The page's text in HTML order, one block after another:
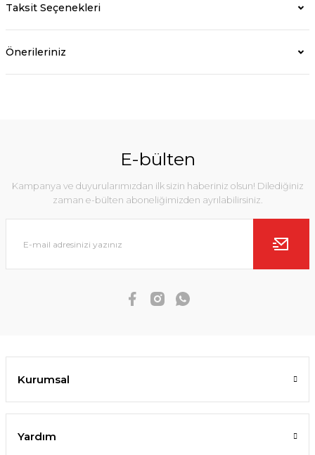
Taksit Seçenekleri
Önerileriniz
E-bülten
Kampanya ve duyurularımızdan ilk sizin haberiniz olsun! Dilediğiniz
zaman e-bülten aboneliğimizden ayrılabilirsiniz.
Kurumsal
Yardım